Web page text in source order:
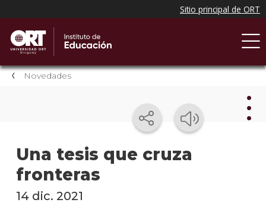
Novedades
Una tesis que cruza
fronteras
14 dic. 2021